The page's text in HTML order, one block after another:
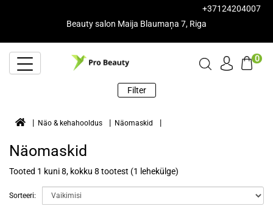
+37124204007
Beauty salon Maija Blaumaņa 7, Riga
0
Filter
Näo & kehahooldus Näomaskid
Näomaskid
Tooted 1 kuni 8, kokku 8 tootest (1 lehekülge)
Sorteeri: